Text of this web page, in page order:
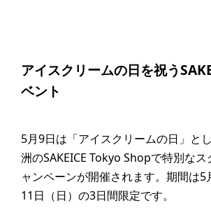
アイスクリームの日を祝う
ベント
5月9日は「アイスクリームの日」と
洲のSAKEICE Tokyo Shopで特別な
ャンペーンが開催されます。期間は5
11日（日）の3日間限定です。